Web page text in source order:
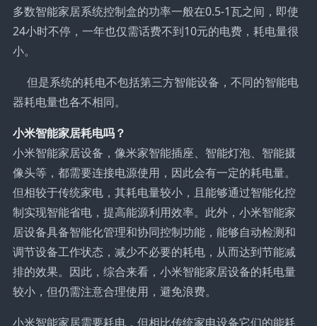
多数智能家居系统控制盒的功率一般在0.5-1瓦之间，即使
24小时不停，一年也仅需话费不到10元的电费，耗电量很
小。
但是系统的耗电不包括第三方智能设备，不同的智能电
器耗电量也各不相同。
小米智能家居耗电吗？
小米智能家居设备，像米家智能插座、智能灯泡、智能摄
像头等，都需要连接电源使用，因此会有一定的耗电量。
但相较于传统家电，其耗电量较小，且能够通过智能化控
制实现智能省电，提高能源利用效率。此外，小米智能家
居设备具备智能化管理和协同控制功能，能够自动检测和
调节设备工作状态，减少不必要的耗电，从而达到节能减
排的效果。因此，综合来看，小米智能家居设备的耗电量
较小，但仍需注意合理使用，避免浪费。
小米智能家居需要耗电，但相比传统家电设备它们的能耗